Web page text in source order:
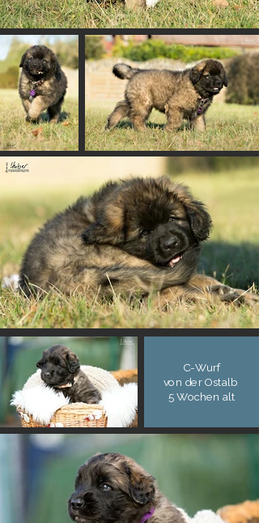
C-Wurf
von der Ostalb
5 Wochen alt